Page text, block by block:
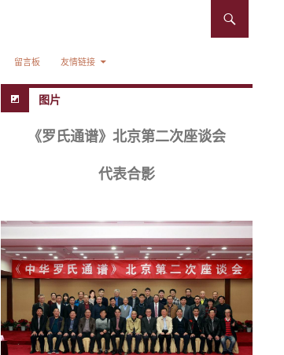
留言板 友情链接
图片
《罗氏通谱》北京第二次座谈会
代表合影